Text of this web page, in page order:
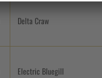
Delta Craw
Electric Bluegill